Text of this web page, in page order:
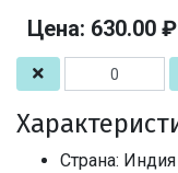
Цена: 630.00 ₽
Страна: Индия